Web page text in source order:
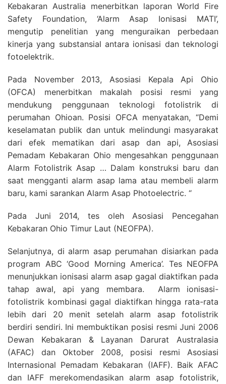
Kebakaran Australia menerbitkan laporan World Fire
Safety Foundation, ‘Alarm Asap Ionisasi MATI’,
mengutip penelitian yang menguraikan perbedaan
kinerja yang substansial antara ionisasi dan teknologi
fotoelektrik.
Pada November 2013, Asosiasi Kepala Api Ohio
(OFCA) menerbitkan makalah posisi resmi yang
mendukung penggunaan teknologi fotolistrik di
perumahan Ohioan. Posisi OFCA menyatakan, “Demi
keselamatan publik dan untuk melindungi masyarakat
dari efek mematikan dari asap dan api, Asosiasi
Pemadam Kebakaran Ohio mengesahkan penggunaan
Alarm Fotolistrik Asap … Dalam konstruksi baru dan
saat mengganti alarm asap lama atau membeli alarm
baru, kami sarankan Alarm Asap Photoelectric. “
Pada Juni 2014, tes oleh Asosiasi Pencegahan
Kebakaran Ohio Timur Laut (NEOFPA).
Selanjutnya, di alarm asap perumahan disiarkan pada
program ABC ‘Good Morning America’. Tes NEOFPA
menunjukkan ionisasi alarm asap gagal diaktifkan pada
tahap awal, api yang membara. Alarm ionisasi-
fotolistrik kombinasi gagal diaktifkan hingga rata-rata
lebih dari 20 menit setelah alarm asap fotolistrik
berdiri sendiri. Ini membuktikan posisi resmi Juni 2006
Dewan Kebakaran & Layanan Darurat Australasia
(AFAC) dan Oktober 2008, posisi resmi Asosiasi
Internasional Pemadam Kebakaran (IAFF). Baik AFAC
dan IAFF merekomendasikan alarm asap fotolistrik,